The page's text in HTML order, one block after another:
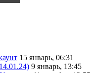
15 январь, 06:31
9 январь, 13:45